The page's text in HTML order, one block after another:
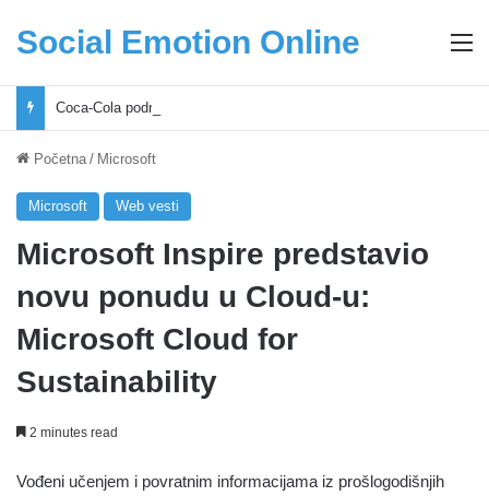
Social Emotion Online
Početna / Microsoft
Microsoft Web vesti
Microsoft Inspire predstavio
novu ponudu u Cloud-u:
Microsoft Cloud for
Sustainability
2 minutes read
Vođeni učenjem i povratnim informacijama iz prošlogodišnjih